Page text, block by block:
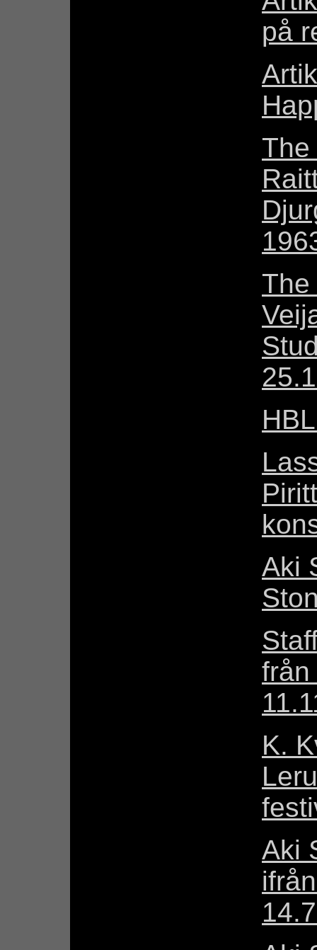
på
The
The
Aki
från
K.
Aki